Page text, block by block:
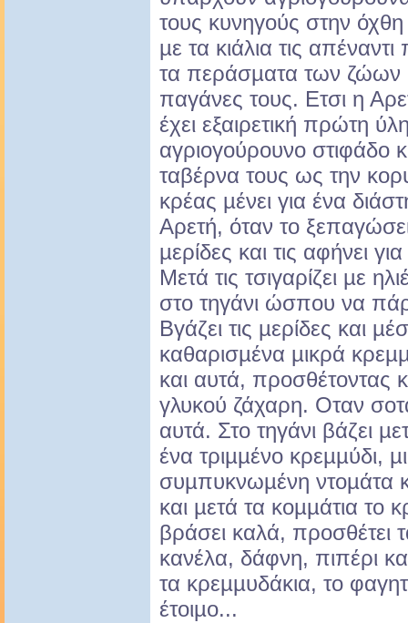
τους κυνηγούς στην
µε τα κιάλια τις
τα περάσµατα των ζώων
παγάνες τους. Ετσι η
έχει εξαιρετική πρώτη
αγριογούρουνο στιφάδο
ταβέρνα τους ως την
κρέας µένει για ένα
Αρετή, όταν το
µερίδες και τις αφήνει
Μετά τις τσιγαρίζει µε
στο τηγάνι ώσπου να
Βγάζει τις µερίδες και
καθαρισµένα µικρά
και αυτά, προσθέτοντας
γλυκού ζάχαρη. Οταν
αυτά. Στο τηγάνι βάζει
ένα τριµµένο κρεµµύδι,
συµπυκνωµένη ντοµάτα
και µετά τα κοµµάτια το
βράσει καλά, προσθέτει
κανέλα, δάφνη, πιπέρι
τα κρεµµυδάκια, το
έτοιµο...